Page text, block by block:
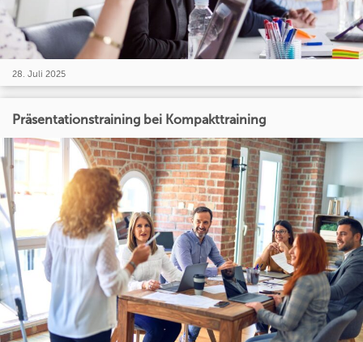
28. Juli 2025
Präsentationstraining bei Kompakttraining